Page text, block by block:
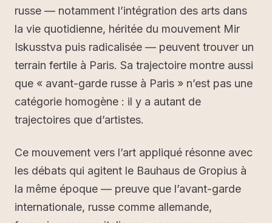
russe — notamment l’intégration des arts dans
la vie quotidienne, héritée du mouvement Mir
Iskusstva puis radicalisée — peuvent trouver un
terrain fertile à Paris. Sa trajectoire montre aussi
que « avant-garde russe à Paris » n’est pas une
catégorie homogène : il y a autant de
trajectoires que d’artistes.
Ce mouvement vers l’art appliqué résonne avec
les débats qui agitent le Bauhaus de Gropius à
la même époque — preuve que l’avant-garde
internationale, russe comme allemande,